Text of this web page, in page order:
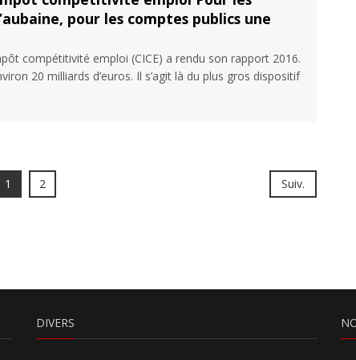
pour les comptes publics une
compétitivité emploi (CICE) a rendu son rapport 2016.
20 milliards d’euros. Il s’agit là du plus gros dispositif
1 2 Suiv.
DIVERS